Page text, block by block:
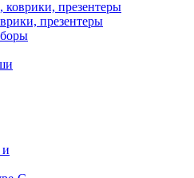
презентеры
и